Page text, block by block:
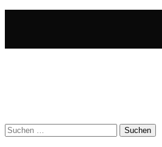
Suchen
nach: